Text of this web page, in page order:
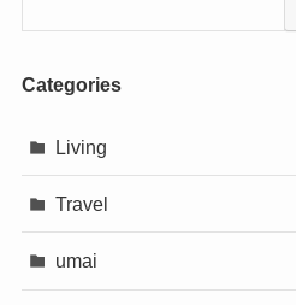
Categories
Living
Travel
umai